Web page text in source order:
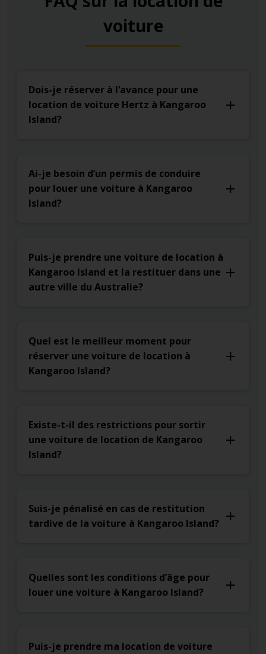
voiture
Dois-je réserver à l’avance pour une
location de voiture Hertz à Kangaroo
Island?
Ai-je besoin d’un permis de conduire
pour louer une voiture à Kangaroo
Island?
Puis-je prendre une voiture de location à
Kangaroo Island et la restituer dans une
autre ville du Australie?
Quel est le meilleur moment pour
réserver une voiture de location à
Kangaroo Island?
Existe-t-il des restrictions pour sortir
une voiture de location de Kangaroo
Island?
Suis-je pénalisé en cas de restitution
tardive de la voiture à Kangaroo Island?
Quelles sont les conditions d’âge pour
louer une voiture à Kangaroo Island?
Puis-je prendre ma location de voiture